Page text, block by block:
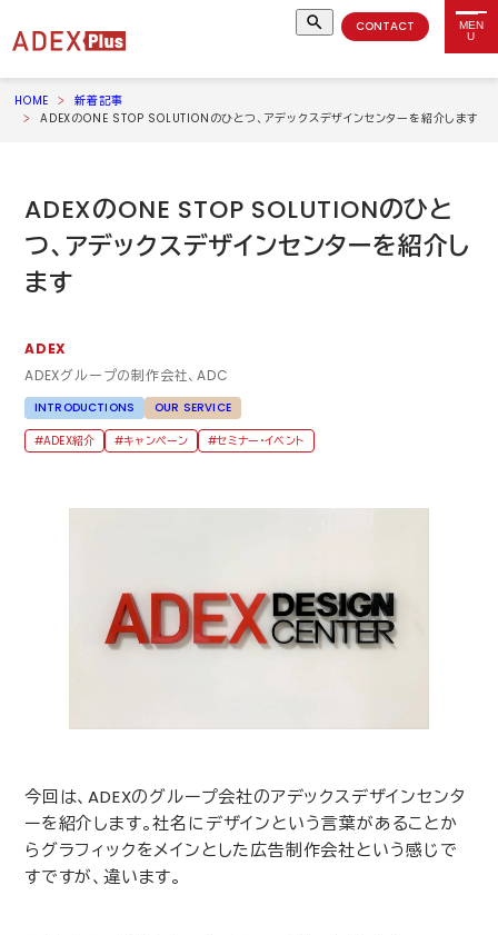
MEN
U
CONTACT
HOME
新着記事
ADEXのONE STOP SOLUTIONのひとつ、アデックスデザインセンターを紹介します
ADEXのONE STOP SOLUTIONのひと
つ、アデックスデザインセンターを紹介し
ます
ADEX
ADEXグループの制作会社、ADC
INTRODUCTIONS
OUR SERVICE
ADEX紹介
キャンペーン セミナー・イベント
今回は、ADEXのグループ会社のアデックスデザインセンタ
ーを紹介します。社名にデザインという言葉があることか
らグラフィックをメインとした広告制作会社という感じで
すですが、違います。